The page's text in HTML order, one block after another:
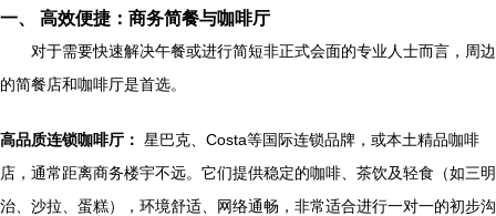
一、 高效便捷：商务简餐与咖啡厅
对于需要快速解决午餐或进行简短非正式会面的专业人士而言，周边
的简餐店和咖啡厅是首选。
高品质连锁咖啡厅： 星巴克、Costa等国际连锁品牌，或本土精品咖啡
店，通常距离商务楼宇不远。它们提供稳定的咖啡、茶饮及轻食（如三明
治、沙拉、蛋糕），环境舒适、网络通畅，非常适合进行一对一的初步沟